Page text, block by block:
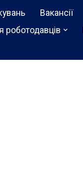
Вакансії
роботодавців